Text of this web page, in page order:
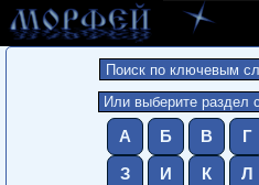
А Б В Г
З И К Л